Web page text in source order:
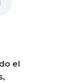
el